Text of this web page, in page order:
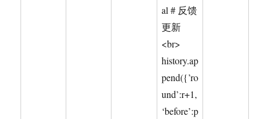
al # 反馈
更新
<br>
history.ap
pend({’ro
und’:r+1,
‘before’:p